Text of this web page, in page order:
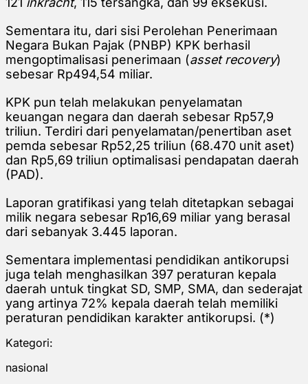
Sementara itu, dari sisi Perolehan Penerimaan
Negara Bukan Pajak (PNBP) KPK berhasil
mengoptimalisasi penerimaan (asset recovery)
sebesar Rp494,54 miliar.
KPK pun telah melakukan penyelamatan
keuangan negara dan daerah sebesar Rp57,9
triliun. Terdiri dari penyelamatan/penertiban aset
pemda sebesar Rp52,25 triliun (68.470 unit aset)
dan Rp5,69 triliun optimalisasi pendapatan daerah
(PAD).
Laporan gratifikasi yang telah ditetapkan sebagai
milik negara sebesar Rp16,69 miliar yang berasal
dari sebanyak 3.445 laporan.
Sementara implementasi pendidikan antikorupsi
juga telah menghasilkan 397 peraturan kepala
daerah untuk tingkat SD, SMP, SMA, dan sederajat
yang artinya 72% kepala daerah telah memiliki
peraturan pendidikan karakter antikorupsi. (*)
Kategori:
nasional